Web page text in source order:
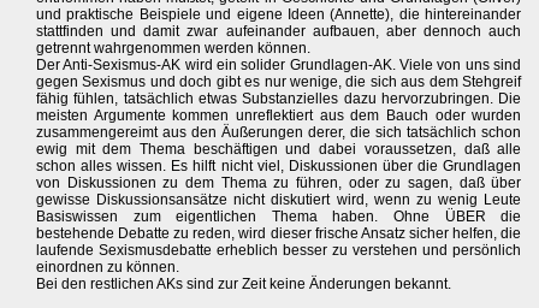
und praktische Beispiele und eigene Ideen (Annette), die hintereinander
stattfinden und damit zwar aufeinander aufbauen, aber dennoch auch
getrennt wahrgenommen werden können.
Der Anti-Sexismus-AK wird ein solider Grundlagen-AK. Viele von uns sind
gegen Sexismus und doch gibt es nur wenige, die sich aus dem Stehgreif
fähig fühlen, tatsächlich etwas Substanzielles dazu hervorzubringen. Die
meisten Argumente kommen unreflektiert aus dem Bauch oder wurden
zusammengereimt aus den Äußerungen derer, die sich tatsächlich schon
ewig mit dem Thema beschäftigen und dabei voraussetzen, daß alle
schon alles wissen. Es hilft nicht viel, Diskussionen über die Grundlagen
von Diskussionen zu dem Thema zu führen, oder zu sagen, daß über
gewisse Diskussionsansätze nicht diskutiert wird, wenn zu wenig Leute
Basiswissen zum eigentlichen Thema haben. Ohne ÜBER die
bestehende Debatte zu reden, wird dieser frische Ansatz sicher helfen, die
laufende Sexismusdebatte erheblich besser zu verstehen und persönlich
einordnen zu können.
Bei den restlichen AKs sind zur Zeit keine Änderungen bekannt.